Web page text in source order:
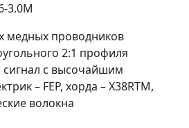
3.0M
проводников
2:1 профиля
с высочайшим
– FEP, хорда – X38RTM,
волокна